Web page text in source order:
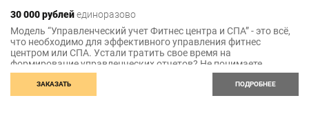
30 000 рублейединоразово
Модель “Управленческий учет Фитнес центра и СПА” - это всё,
что необходимо для эффективного управления фитнес
центром или СПА. Устали тратить свое время на
формирование управленческих отчетов? Не понимаете,
почему Ваши решения по увеличению прибыли не приносят
должного результата? Хотите, чтобы все действия давали
свои плоды? Готовая модель “Управленческий учет Фитнес
ЗАКАЗАТЬ ПОДРОБНЕЕ